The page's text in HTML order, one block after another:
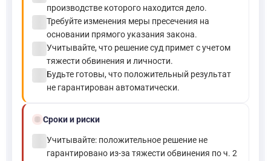
производстве которого находится дело.
Требуйте изменения меры пресечения на
основании прямого указания закона.
Учитывайте, что решение суд примет с учетом
тяжести обвинения и личности.
Будьте готовы, что положительный результат
не гарантирован автоматически.
schedule Сроки и риски
Учитывайте: положительное решение не
гарантировано из-за тяжести обвинения по ч. 2